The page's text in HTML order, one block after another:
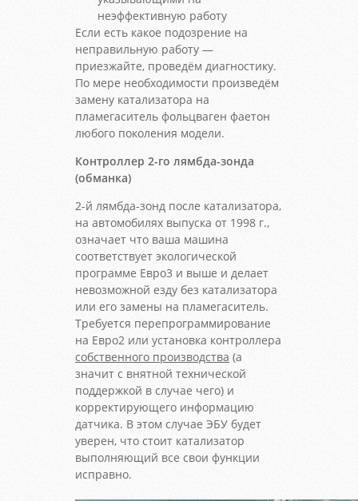
неэффективную работу
Если есть какое подозрение на
неправильную работу —
приезжайте, проведём диагностику.
По мере необходимости произведём
замену катализатора на
пламегаситель фольцваген фаетон
любого поколения модели.
Контроллер 2-го лямбда-зонда
(обманка)
2-й лямбда-зонд после катализатора,
на автомобилях выпуска от 1998 г.,
означает что ваша машина
соответствует экологической
программе Евро3 и выше и делает
невозможной езду без катализатора
или его замены на пламегаситель.
Требуется перепрограммирование
на Евро2 или установка контроллера
собственного производства (а
значит с внятной технической
поддержкой в случае чего) и
корректирующего информацию
датчика. В этом случае ЭБУ будет
уверен, что стоит катализатор
выполняющий все свои функции
исправно.